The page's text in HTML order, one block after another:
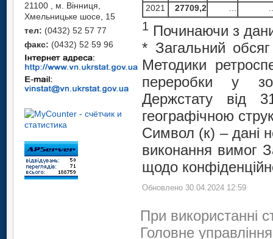
21100 , м. Вінниця,
Хмельницьке шосе, 15
тел: (0432) 52 57 77
факс: (0432) 52 59 96
2021
27709,2
1 Починаючи з
* Загальний
Методики
переробки у
Держстату від
географічною
Символ (к) – дані
виконання вимог
щодо
Обновлено 30.04.2024 12:59
При використанні
Головне